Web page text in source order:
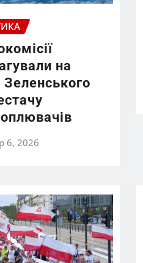
на
Зеленського
6, 2026